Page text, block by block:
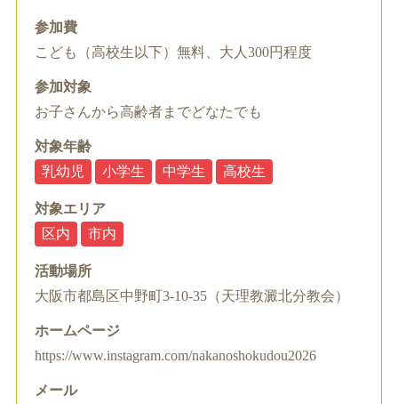
参加費
こども（高校生以下）無料、大人300円程度
参加対象
お子さんから高齢者までどなたでも
対象年齢
乳幼児
小学生 中学生 高校生
対象エリア
区内
市内
活動場所
大阪市都島区中野町3-10-35（天理教澱北分教会）
ホームページ
https://www.instagram.com/nakanoshokudou2026
メール